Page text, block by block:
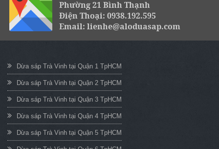
Phường 21 Bình Thạnh
Điện Thoại: 0938.192.595
Email: lienhe@aloduasap.com
Dừa sáp Trà Vinh tại Quận 1 TpHCM
Dừa sáp Trà Vinh tại Quận 2 TpHCM
Dừa sáp Trà Vinh tại Quận 3 TpHCM
Dừa sáp Trà Vinh tại Quận 4 TpHCM
Dừa sáp Trà Vinh tại Quận 5 TpHCM